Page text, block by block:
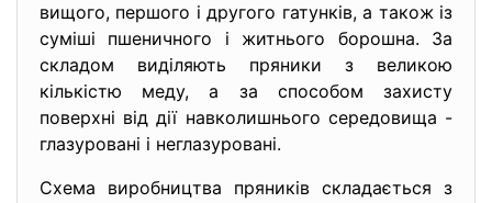
вищого, першого і другого гатунків, а також із
суміші пшеничного і житнього борошна. За
складом виділяють пряники з великою
кількістю меду, а за способом захисту
поверхні від дії навколишнього середовища -
глазуровані і неглазуровані.
Схема виробництва пряників складається з